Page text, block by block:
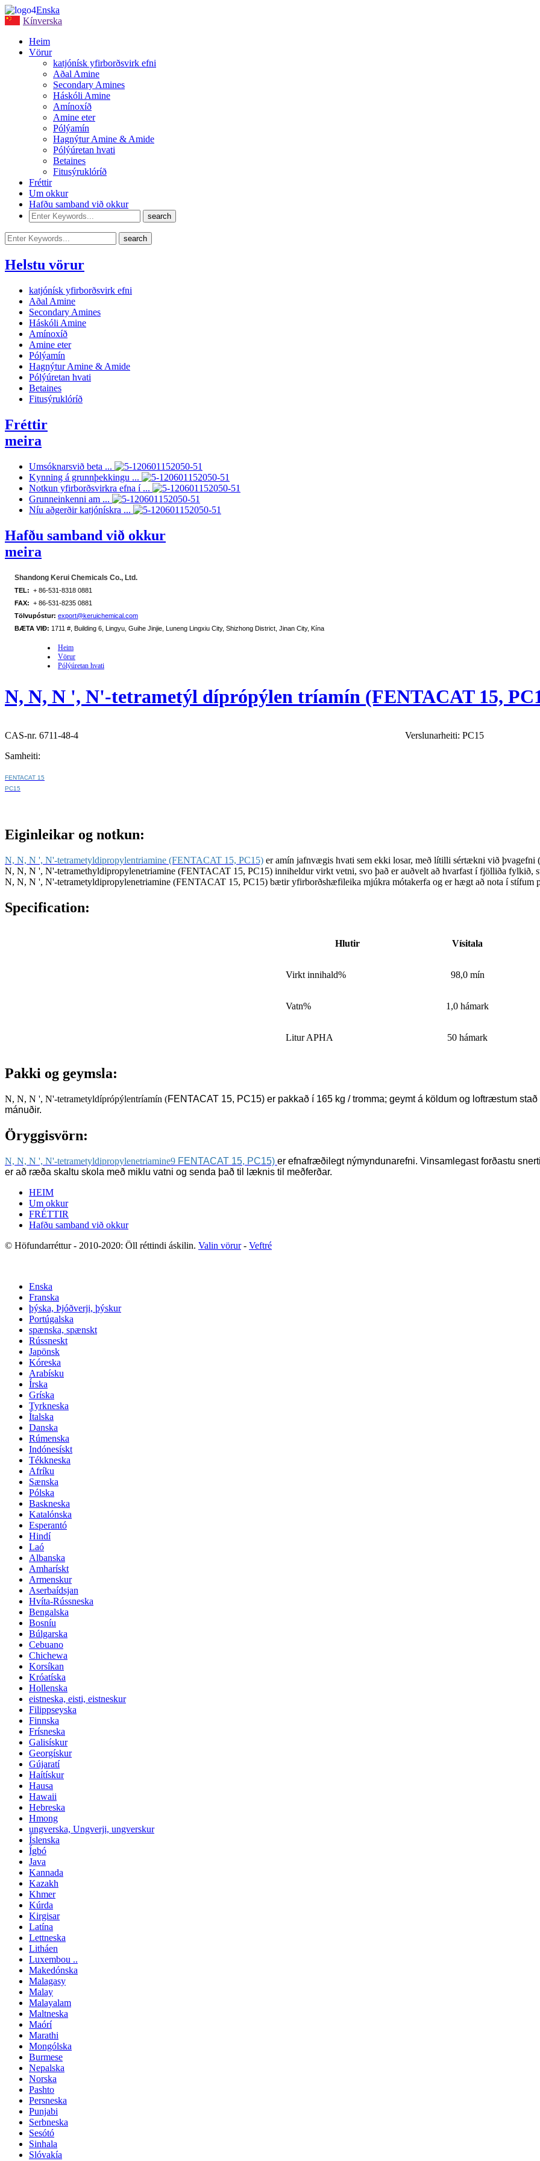
Enska
Kínverska
Heim
Vörur
katjónísk yfirborðsvirk efni
Aðal Amine
Secondary Amines
Háskóli Amine
Amínoxíð
Amine eter
Pólýamín
Hagnýtur Amine & Amide
Pólýúretan hvati
Betaines
Fitusýruklóríð
Fréttir
Um okkur
Hafðu samband við okkur
Helstu vörur
katjónísk yfirborðsvirk efni
Aðal Amine
Secondary Amines
Háskóli Amine
Amínoxíð
Amine eter
Pólýamín
Hagnýtur Amine & Amide
Pólýúretan hvati
Betaines
Fitusýruklóríð
Fréttir
meira
Umsóknarsvið beta ...
Kynning á grunnþekkingu ...
Notkun yfirborðsvirkra efna í ...
Grunneinkenni am ...
Níu aðgerðir katjónískra ...
Hafðu samband við okkur
meira
Shandong Kerui Chemicals Co., Ltd.
TEL: + 86-531-8318 0881
FAX: + 86-531-8235 0881
Tölvupóstur: export@keruichemical.com
BÆTA VIÐ: 1711 #, Building 6, Lingyu, Guihe Jinjie, Luneng Lingxiu City, Shizhong District, Jinan City, Kína
Heim
Vörur
Pólýúretan hvati
N, N, N ', N'-tetrametýl díprópýlen tríamín (FENTACAT 15,
CAS-nr. 6711-48-4
Verslunarheiti: PC15
Samheiti:
FENTACAT 15
PC15
Eiginleikar og notkun:
N, N, N ', N'-tetrametyldipropylentriamine (FENTACAT 15, PC15) er amín jafnvægis hvati sem ekki losar, með lítilli sértækni við þvagefni
N, N, N ', N'-tetramethyldipropylenetriamine (FENTACAT 15, PC15) inniheldur virkt vetni, svo það er auðvelt að hvarfast í fjölliða fylkið,
N, N, N ', N'-tetrametyldipropylenetriamine (FENTACAT 15, PC15) bætir yfirborðshæfileika mjúkra mótakerfa og er hægt að nota í stífum
Specification:
Hlutir Vísitala
Virkt innihald% 98,0 mín
Vatn% 1,0 hámark
Litur APHA 50 hámark
Pakki og geymsla:
N, N, N ', N'-tetrametyldíprópýlentríamín (FENTACAT 15, PC15) er pakkað í 165 kg / tromma; geymt á köldum og loftræstum
mánuðir.
Öryggisvörn:
N, N, N ', N'-tetrametyldipropylenetriamine9 FENTACAT 15, PC15) er efnafræðilegt nýmyndunarefni. Vinsamlegast forðastu
er að ræða skaltu skola með miklu vatni og senda það til læknis til meðferðar.
HEIM
Um okkur
FRÉTTIR
Hafðu samband við okkur
© Höfundarréttur - 2010-2020: Öll réttindi áskilin. Valin vörur- Veftré
Enska
Franska
þýska, Þjóðverji, þýskur
Portúgalska
spænska, spænskt
Rússneskt
Japönsk
Kóreska
Arabísku
Írska
Gríska
Tyrkneska
Ítalska
Danska
Rúmenska
Indónesískt
Tékkneska
Afríku
Sænska
Pólska
Baskneska
Katalónska
Esperantó
Hindí
Laó
Albanska
Amharískt
Armenskur
Aserbaídsjan
Hvíta-Rússneska
Bengalska
Bosníu
Búlgarska
Cebuano
Chichewa
Korsíkan
Króatíska
Hollenska
eistneska, eisti, eistneskur
Filippseyska
Finnska
Frísneska
Galisískur
Georgískur
Gújaratí
Haítískur
Hausa
Hawaii
Hebreska
Hmong
ungverska, Ungverji, ungverskur
Íslenska
Ígbó
Java
Kannada
Kazakh
Khmer
Kúrda
Kirgisar
Latína
Lettneska
Litháen
Luxembou ..
Makedónska
Malagasy
Malay
Malayalam
Maltneska
Maórí
Marathi
Mongólska
Burmese
Nepalska
Norska
Pashto
Persneska
Punjabi
Serbneska
Sesótó
Sinhala
Slóvakía